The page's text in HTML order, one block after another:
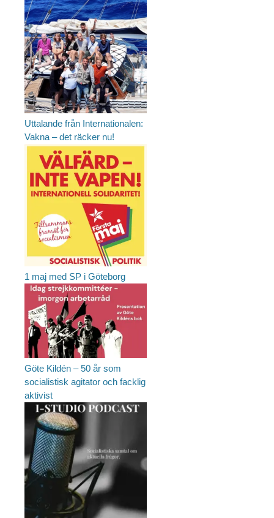
Uttalande från Internationalen:
Vakna – det räcker nu!
1 maj med SP i Göteborg
Göte Kildén – 50 år som
socialistisk agitator och facklig
aktivist